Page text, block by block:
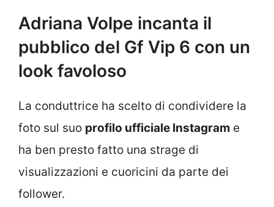
Adriana Volpe incanta il
pubblico del Gf Vip 6 con un
look favoloso
La conduttrice ha scelto di condividere la
foto sul suo profilo ufficiale Instagram e
ha ben presto fatto una strage di
visualizzazioni e cuoricini da parte dei
follower.